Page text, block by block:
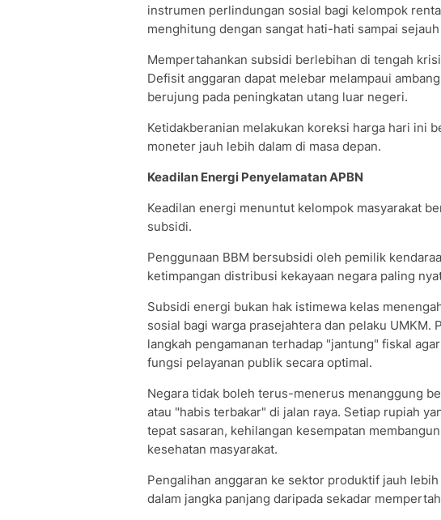
instrumen perlindungan sosial bagi kelompok
menghitung dengan sangat hati-hati sampai
Mempertahankan subsidi berlebihan di tengah
Defisit anggaran dapat melebar melampaui
berujung pada peningkatan utang luar negeri.
Ketidakberanian melakukan koreksi harga hari ini
moneter jauh lebih dalam di masa depan.
​Keadilan Energi Penyelamatan APBN
​Keadilan energi menuntut kelompok masyarakat
subsidi.
Penggunaan BBM bersubsidi oleh pemilik
ketimpangan distribusi kekayaan negara paling
Subsidi energi bukan hak istimewa kelas
sosial bagi warga prasejahtera dan pelaku UMKM.
langkah pengamanan terhadap "jantung" fiskal
fungsi pelayanan publik secara optimal.
​Negara tidak boleh terus-menerus menanggung
atau "habis terbakar" di jalan raya. Setiap rupiah
tepat sasaran, kehilangan kesempatan
kesehatan masyarakat.
Pengalihan anggaran ke sektor produktif jauh
dalam jangka panjang daripada sekadar